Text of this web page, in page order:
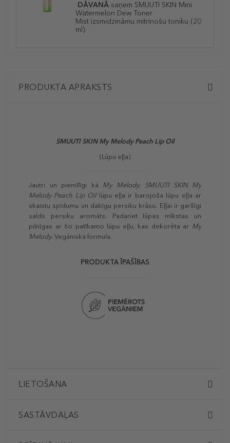
DĀVANĀ saņem SMUUTI SKIN Mini
Watermelon Dew Toner
Mist izsmidzināmu mitrinošu toniku (20
ml).
PRODUKTA APRAKSTS
SMUUTI SKIN My Melody Peach Lip Oil
(Lūpu eļļa)
Jautri un piemīlīgi kā My Melody.
SMUUTI SKIN My
Melody Peach Lip Oillūpu eļļa ir barojoša lūpu eļļa ar
skaistu spīdumu un dabīgu persiku krāsu. Eļļai ir garšīgi
salds persiku aromāts. Padariet lūpas mīkstas un
pilnīgas ar šo patīkamo lūpu eļļu, kas dekorēta ar My
Melody. Vegāniska formula.
PRODUKTA ĪPAŠĪBAS
LIETOŠANA
SASTĀVDAĻAS